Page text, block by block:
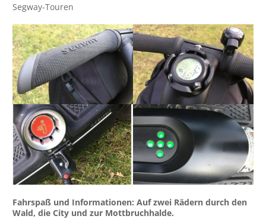
Segway-Touren
Fahrspaß und Informationen: Auf zwei Rädern durch den
Wald, die City und zur Mottbruchhalde.